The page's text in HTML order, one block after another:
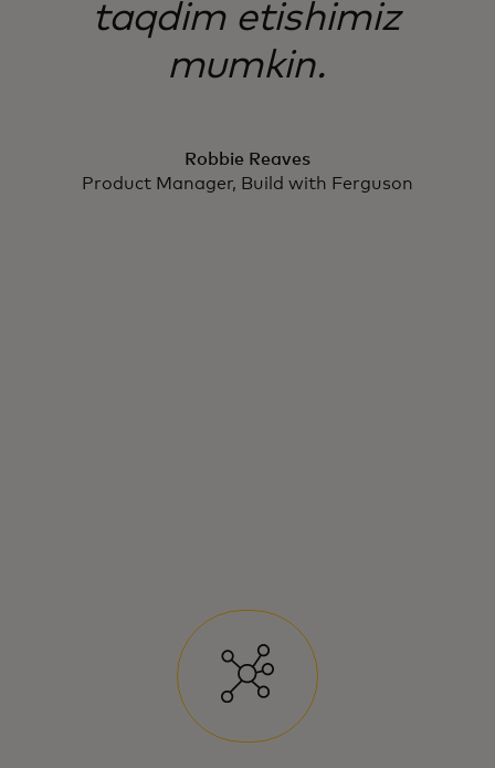
taqdim etishimiz
mumkin.
Robbie Reaves
Product Manager, Build with Ferguson